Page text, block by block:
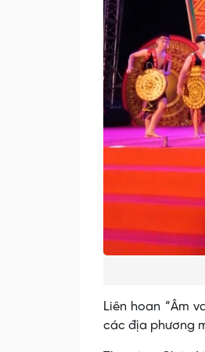
Liên hoan “Âm
các địa phương